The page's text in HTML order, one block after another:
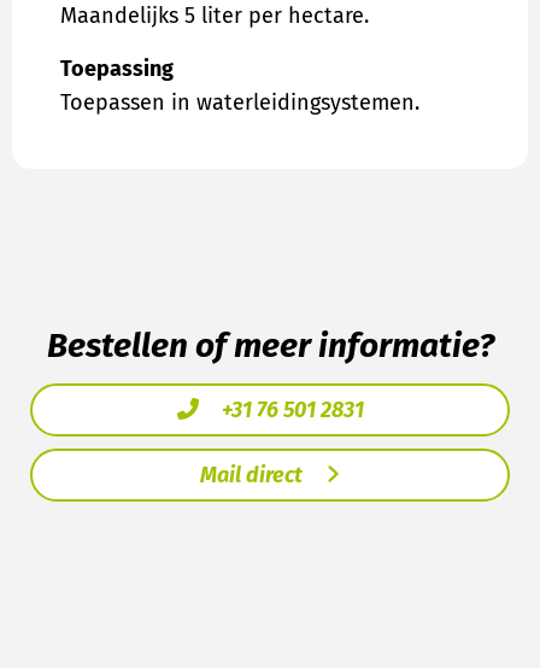
Maandelijks 5 liter per hectare.
Toepassing
Toepassen in waterleidingsystemen.
Bestellen of meer informatie?
+31 76 501 2831
Mail direct